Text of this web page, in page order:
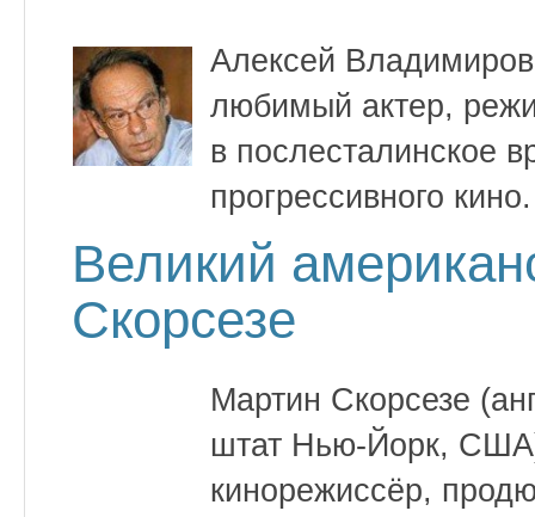
Алексей
любимый актер,
в послесталинское
прогрессивного кино.
Великий
Скорсезе
Мартин Скорсезе
штат Нью-Йорк,
кинорежиссёр,